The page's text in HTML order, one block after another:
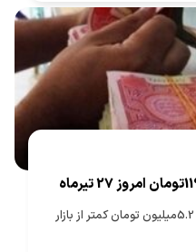
و پیشانی را در سجده بر خاک
قیمت 200هزار دینار در بانک‌ها امروز 5.2میلیون تومان کمتر از بازار